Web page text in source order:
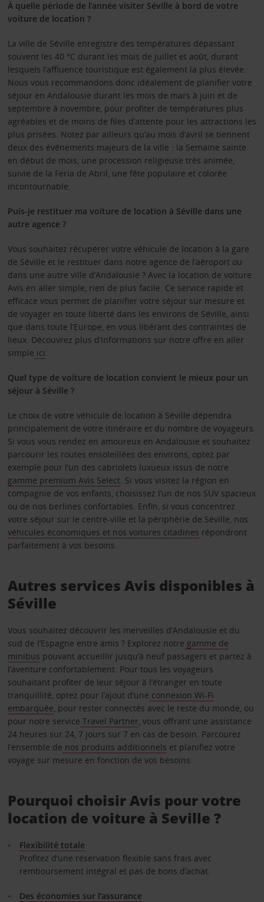
À quelle période de l’année visiter Séville à bord de votre
voiture de location ?
La ville de Séville enregistre des températures dépassant
souvent les 40 °C durant les mois de juillet et août, durant
lesquels l’affluence touristique est également la plus élevée.
Nous vous recommandons donc idéalement de planifier votre
séjour en Andalousie durant les mois de mars à juin et de
septembre à novembre, pour profiter de températures plus
agréables et de moins de files d’attente pour les attractions les
plus prisées. Notez par ailleurs qu’au mois d’avril se tiennent
deux des événements majeurs de la ville : la Semaine sainte
en début de mois, une procession religieuse très animée,
suivie de la Feria de Abril, une fête populaire et colorée
incontournable.
Puis-je restituer ma voiture de location à Séville dans une
autre agence ?
Vous souhaitez récupérer votre véhicule de location à la gare
de Séville et le restituer dans notre agence de l’aéroport ou
dans une autre ville d’Andalousie ? Avec la location de voiture
Avis en aller simple, rien de plus facile. Ce service rapide et
efficace vous permet de planifier votre séjour sur mesure et
de voyager en toute liberté dans les environs de Séville, ainsi
que dans toute l’Europe, en vous libérant des contraintes de
lieux. Découvrez plus d’informations sur notre offre en aller
simple ici
Quel type de voiture de location convient le mieux pour un
séjour à Séville ?
Le choix de votre véhicule de location à Séville dépendra
principalement de votre itinéraire et du nombre de voyageurs.
Si vous vous rendez en amoureux en Andalousie et souhaitez
parcourir les routes ensoleillées des environs, optez par
exemple pour l’un des cabriolets luxueux issus de notre
gamme premium Avis Select. Si vous visitez la région en
compagnie de vos enfants, choisissez l’un de nos SUV spacieux
ou de nos berlines confortables. Enfin, si vous concentrez
votre séjour sur le centre-ville et la périphérie de Séville, nos
véhicules économiques et nos voitures citadines répondront
parfaitement à vos besoins.
Autres services Avis disponibles à
Séville
Vous souhaitez découvrir les merveilles d’Andalousie et du
sud de l’Espagne entre amis ? Explorez notre gamme de
minibus pouvant accueillir jusqu’à neuf passagers et partez à
l’aventure confortablement. Pour tous les voyageurs
souhaitant profiter de leur séjour à l’étranger en toute
tranquillité, optez pour l’ajout d’une connexion Wi-Fi
embarquée , pour rester connectés avec le reste du monde, ou
pour notre service Travel Partner , vous offrant une assistance
24 heures sur 24, 7 jours sur 7 en cas de besoin. Parcourez
l’ensemble de nos produits additionnels et planifiez votre
voyage sur mesure en fonction de vos besoins.
Pourquoi choisir Avis pour votre
location de voiture à Seville ?
Flexibilité totale
Profitez d’une réservation flexible sans frais avec
remboursement intégral et pas de bons d’achat.
Des économies sur l’assurance